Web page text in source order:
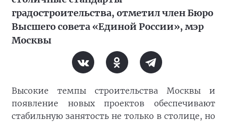
градостроительства, отметил член Бюро
Высшего совета «Единой России», мэр
Москвы
Высокие темпы строительства Москвы и
появление новых проектов обеспечивают
стабильную занятость не только в столице, но